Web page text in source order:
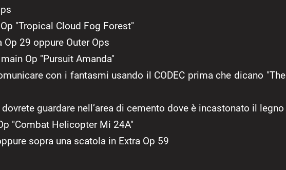
"Tropical Cloud Fog Forest"
Op 29 oppure Outer Ops
main Op "Pursuit Amanda"
con i fantasmi usando il CODEC prima che dicano "The
guardare nell’area di cemento dove è incastonato il legno
"Combat Helicopter Mi 24A"
sopra una scatola in Extra Op 59